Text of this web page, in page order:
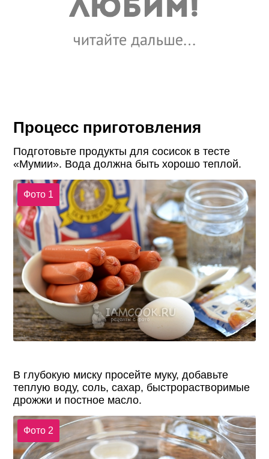
Процесс приготовления
Подготовьте продукты для сосисок в тесте
«Мумии». Вода должна быть хорошо теплой.
Фото 1
В глубокую миску просейте муку, добавьте
теплую воду, соль, сахар, быстрорастворимые
дрожжи и постное масло.
Фото 2